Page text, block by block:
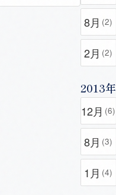
8月 (2)
2月 (2)
2013年
12月 (6)
8月 (3)
1月 (4)